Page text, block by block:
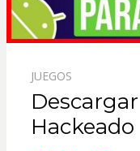
JUEGOS